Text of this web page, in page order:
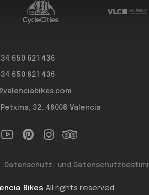
650 621 436
650 621 436
32. 46008 Valencia
Datenschutz- und
Bikes All rights reserved